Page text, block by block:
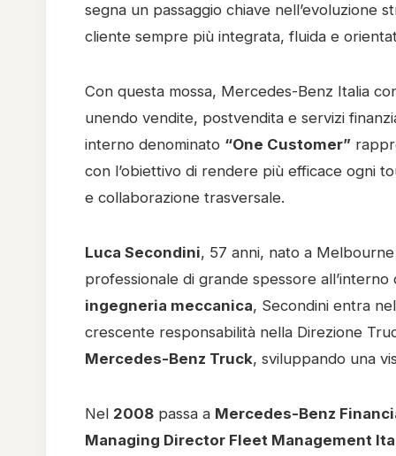
segna un passaggio chiave nell’evoluzione
cliente sempre più integrata, fluida e
Con questa mossa, Mercedes-Benz Italia
unendo vendite, postvendita e servizi
interno denominato “One Customer”
con l’obiettivo di rendere più efficace ogni
e collaborazione trasversale.
Luca Secondini, 57 anni, nato a
ingegneria meccanica, Secondini entra
crescente responsabilità nella Direzione
Mercedes-Benz Truck, sviluppando una
Nel 2008 passa a Mercedes-Benz
Managing Director Fleet Management